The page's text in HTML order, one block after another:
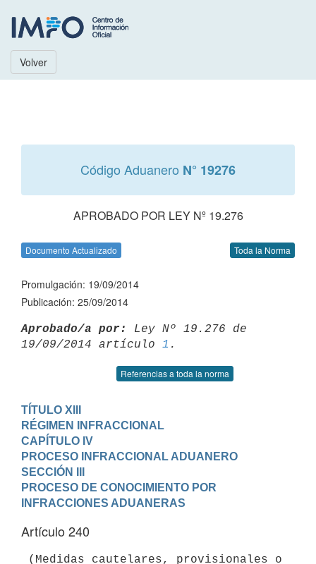
Volver
Código Aduanero N° 19276
APROBADO POR LEY Nº 19.276
Documento Actualizado Toda la Norma
Promulgación: 19/09/2014
Publicación: 25/09/2014
Aprobado/a por:
Ley Nº 19.276 de
19/09/2014 artículo 1
Referencias a toda la norma
TÍTULO XIII
RÉGIMEN INFRACCIONAL
CAPÍTULO IV
PROCESO INFRACCIONAL ADUANERO
SECCIÓN III
PROCESO DE CONOCIMIENTO POR
INFRACCIONES ADUANERAS
Artículo 240